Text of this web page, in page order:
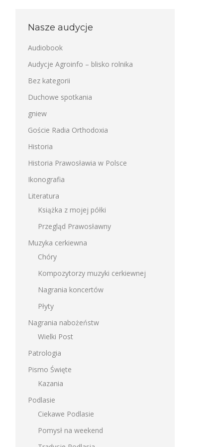
Nasze audycje
Audiobook
Audycje Agroinfo – blisko rolnika
Bez kategorii
Duchowe spotkania
gniew
Goście Radia Orthodoxia
Historia
Historia Prawosławia w Polsce
Ikonografia
Literatura
Książka z mojej półki
Przegląd Prawosławny
Muzyka cerkiewna
Chóry
Kompozytorzy muzyki cerkiewnej
Nagrania koncertów
Płyty
Nagrania nabożeństw
Wielki Post
Patrologia
Pismo Święte
Kazania
Podlasie
Ciekawe Podlasie
Pomysł na weekend